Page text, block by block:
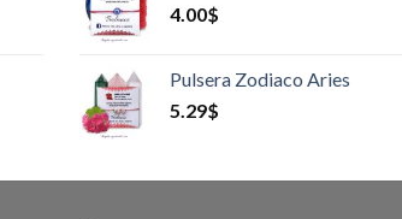
4.00$
Pulsera Zodiaco Aries
5.29$